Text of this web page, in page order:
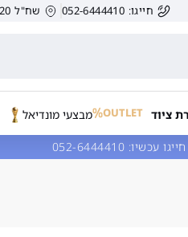
חייגו: 052-6444410 שח"ל 20, הרצליה, ישראל.
ציוד OUTLET מבצעי מונדיאל
עכשיו: